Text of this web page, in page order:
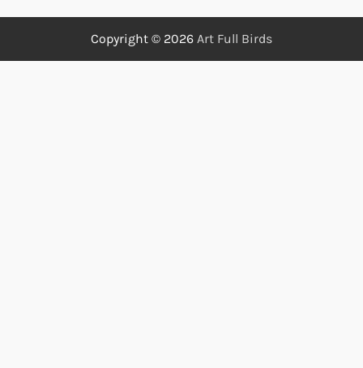
Copyright © 2026 Art Full Birds